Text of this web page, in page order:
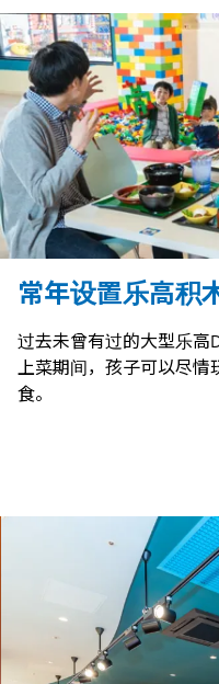
常年设置乐高积
过去未曾有过的大型乐高
上菜期间，孩子可以尽
食。